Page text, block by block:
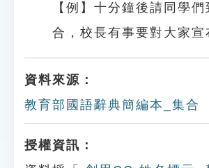
【例】十分鐘後請同學
合，校長有事要對大家宣
資料來源：
教育部國語辭典簡編本_集合
授權資訊：